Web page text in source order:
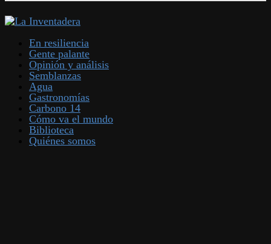
En resiliencia
Gente palante
Opinión y análisis
Semblanzas
Agua
Gastronomías
Carbono 14
Cómo va el mundo
Biblioteca
Quiénes somos